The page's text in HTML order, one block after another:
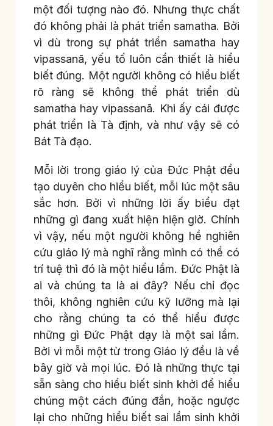
một đối tượng nào đó. Nhưng thực chất
đó không phải là phát triển samatha. Bởi
vì dù trong sự phát triển samatha hay
vipassanā, yếu tố luôn cần thiết là hiểu
biết đúng. Một người không có hiểu biết
rõ ràng sẽ không thể phát triển dù
samatha hay vipassanā. Khi ấy cái được
phát triển là Tà định, và như vậy sẽ có
Bát Tà đạo.
Mỗi lời trong giáo lý của Đức Phật đều
tạo duyên cho hiểu biết, mỗi lúc một sâu
sắc hơn. Bởi vì những lời ấy biểu đạt
những gì đang xuất hiện hiện giờ. Chính
vì vậy, nếu một người không hề nghiên
cứu giáo lý mà nghĩ rằng mình có thể có
trí tuệ thì đó là một hiểu lầm. Đức Phật là
ai và chúng ta là ai đây? Nếu chỉ đọc
thôi, không nghiên cứu kỹ lưỡng mà lại
cho rằng chúng ta có thể hiểu được
những gì Đức Phật dạy là một sai lầm.
Bởi vì mỗi một từ trong Giáo lý đều là về
bây giờ và mọi lúc. Đó là những thực tại
sẵn sàng cho hiểu biết sinh khởi để hiểu
chúng một cách đúng đắn, hoặc ngược
lại cho những hiểu biết sai lầm sinh khởi